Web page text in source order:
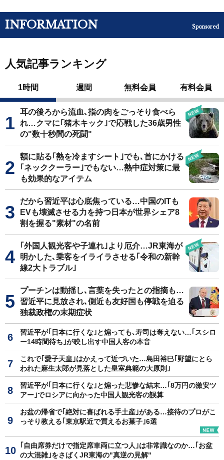
INFORMATION Sponsored
人気記事ランキング
1時間 週間 無料会員 有料会員
耳の後ろから流血､指の肉をごっそり食べら
れ…クマに｢猪木キック｣で応戦した36歳男性
の"数十秒間の死闘"
額に貼る｢熱を冷ますシート｣でも､首にかける
｢ネッククーラー｣でもない…熱中症対策に最
も効果的なアイテム
だから習近平は心底焦っている…中国のITも
EVも壊滅させる力を持つ日本が世界シェア8
割を握る"素材"の名前
｢外国人観光客や子連れ｣より厄介…JR東海が
明かした､乗客をイライラさせる｢令和の新幹
線2大トラブル｣
プーチンは動揺し､言葉を失ったとの指摘も…
習近平に見放され､側近も友好国も停戦を迫る
独裁政権の末期症状
習近平が｢日本に行くな｣と煽っても､寿司は奪えない…｢スシロ
ー14時間待ち｣が映し出す中国人客の本音
これで｢愛子天皇｣はかえって近づいた…島田裕巳｢野望にとら
われた麻生太郎が見落とした皇室典範の大原則｣
習近平が｢日本に行くな｣と煽った悲惨な結末…｢8万円の激安ツ
アー｣でロシアに向かった中国人観光客の誤算
お盆の帰省で｢絶対に喜ばれる手土産｣がある…接待のプロがこ
っそり教える｢東京駅近で買えるお菓子｣6選
｢自由席券だけで指定席車両に立つ人｣は非常識なのか…｢お盆
の大混雑｣をさばくJR東海の"真逆の見解"